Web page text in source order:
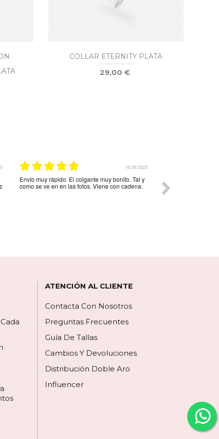
COLLAR ETERNITY PLATA
29,00 €
16.05.2025
Envío muy rápido. El colgante muy bonito. Tal y
como se ve en en las fotos. Viene con cadena.
correcto a la
razonables y
ATENCIÓN AL CLIENTE
Contacta Con Nosotros
Preguntas Frecuentes
Guía De Tallas
Cambios Y Devoluciones
Distribución Doble Aro
Influencer